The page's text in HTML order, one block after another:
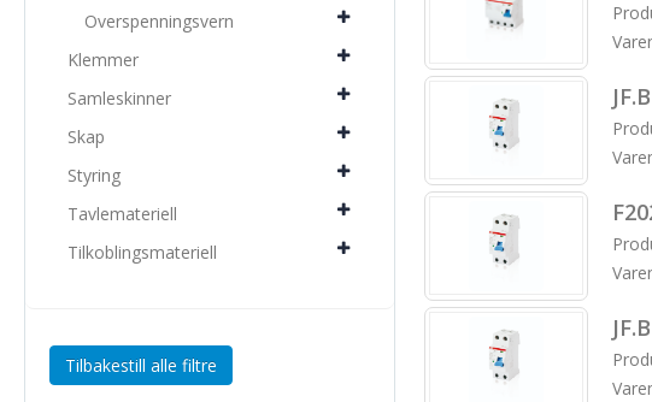
Overspenningsvern
Klemmer
Samleskinner
Skap
Styring
Tavlemateriell
Tilkoblingsmateriell
Tilbakestill alle filtre